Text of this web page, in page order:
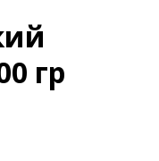
гр